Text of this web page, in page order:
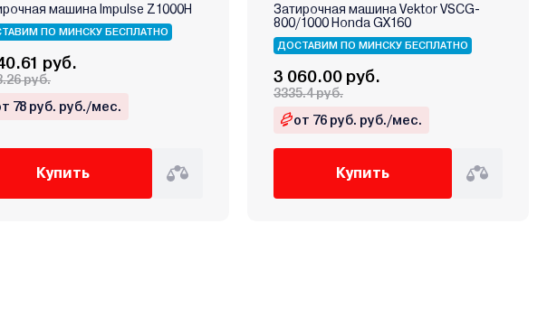
машина Impulse Z1000H
ПО МИНСКУ БЕСПЛАТНО
руб.
руб.
78 руб. руб./мес.
Купить
Затирочная машина Vektor VSCG-
800/1000 Honda GX160
ДОСТАВИМ ПО МИНСКУ БЕСПЛАТНО
3 060.00 руб.
3335.4 руб.
от 76 руб. руб./мес.
Купить